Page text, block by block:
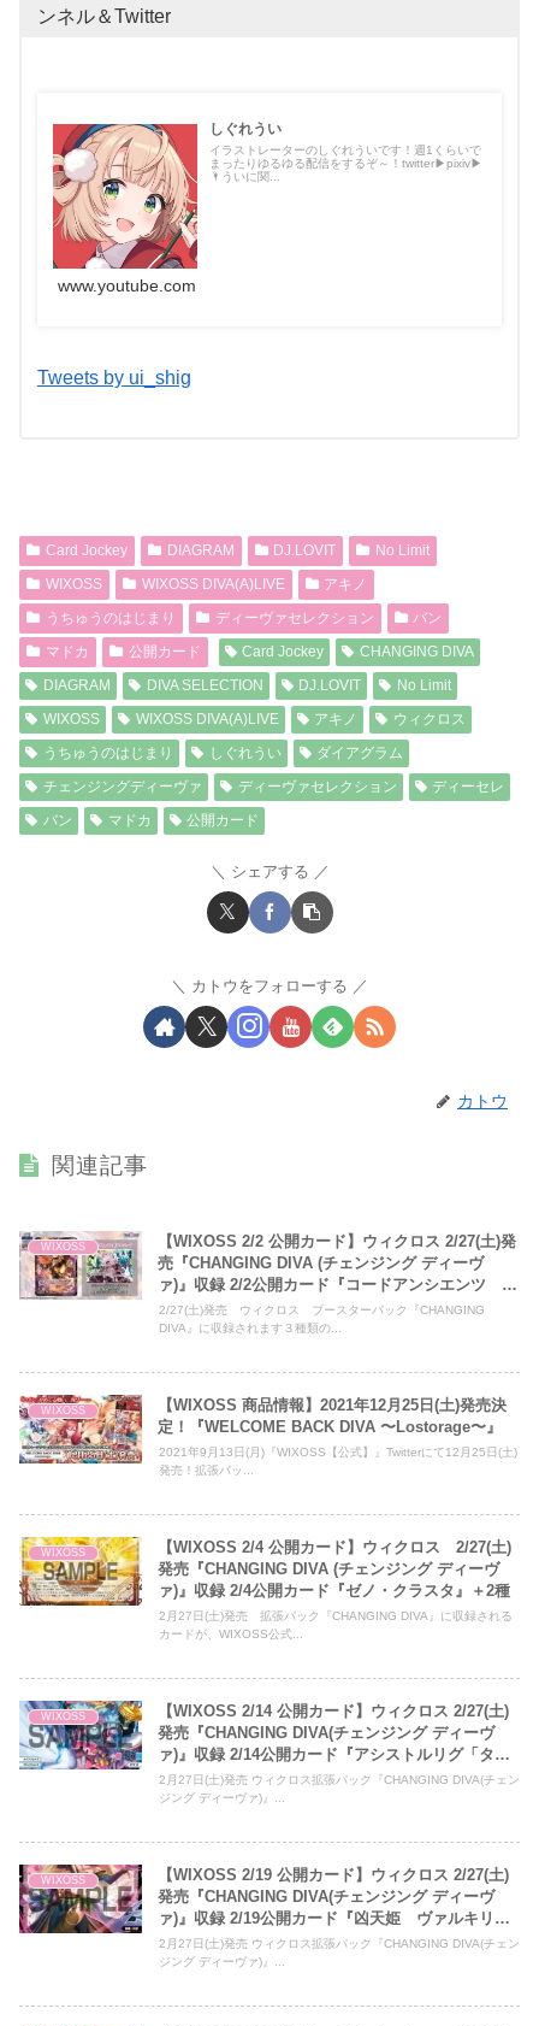
ンネル＆Twitter
しぐれうい
イラストレーターのしぐれういです！週1くらいで
まったりゆるゆる配信をするぞ～！twitter▶︎pixiv▶︎
🌂ういに関...
www.youtube.com
Tweets by ui_shig
Card Jockey DIAGRAM DJ.LOVIT
No Limit
WIXOSS
WIXOSS DIVA(A)LIVE
アキノ
うちゅうのはじまり
ディーヴァセレクション
バン
マドカ
公開カード Card Jockey
CHANGING DIVA
DIAGRAM
DIVA SELECTION DJ.LOVIT
No Limit
WIXOSS
WIXOSS DIVA(A)LIVE アキノ
ウィクロス
うちゅうのはじまり
しぐれうい
ダイアグラム
チェンジングディーヴァ
ディーヴァセレクション
ディーセレ
バン
マドカ 公開カード
シェアする
カトウをフォローする
カトウ
関連記事
WIXOSS
【WIXOSS 2/2 公開カード】ウィクロス 2/27(土)発
売『CHANGING DIVA (チェンジング ディーヴ
ァ)』収録 2/2公開カード『コードアンシエンツ フ
ァラリス』＋2種
2/27(土)発売 ウィクロス ブースターパック『CHANGING
DIVA』に収録されます３種類の...
WIXOSS
【WIXOSS 商品情報】2021年12月25日(土)発売決
定！『WELCOME BACK DIVA 〜Lostorage〜』
2021年9月13日(月)『WIXOSS【公式】』Twitterにて12月25日(土)
発売！拡張パッ...
WIXOSS
【WIXOSS 2/4 公開カード】ウィクロス 2/27(土)
発売『CHANGING DIVA (チェンジング ディーヴ
ァ)』収録 2/4公開カード『ゼノ・クラスタ』＋2種
2月27日(土)発売 拡張パック『CHANGING DIVA』に収録される
カードが、WIXOSS公式...
WIXOSS
【WIXOSS 2/14 公開カード】ウィクロス 2/27(土)
発売『CHANGING DIVA(チェンジング ディーヴ
ァ)』収録 2/14公開カード『アシストルリグ「タマ
ゴ」 2種』＋2種
2月27日(土)発売 ウィクロス拡張パック『CHANGING DIVA(チェン
ジング ディーヴァ)』...
WIXOSS
【WIXOSS 2/19 公開カード】ウィクロス 2/27(土)
発売『CHANGING DIVA(チェンジング ディーヴ
ァ)』収録 2/19公開カード『凶天姫 ヴァルキリ
ー』＋1種
2月27日(土)発売 ウィクロス拡張パック『CHANGING DIVA(チェン
ジング ディーヴァ)』...